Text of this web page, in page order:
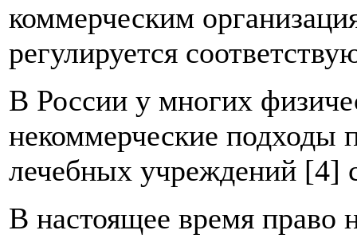
коммерческим
регулируется
В России у многих
некоммерческие подходы
лечебных учреждений [4]
В настоящее время